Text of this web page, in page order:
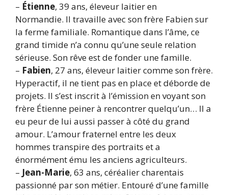
– Étienne, 39 ans, éleveur laitier en
Normandie. Il travaille avec son frère Fabien sur
la ferme familiale. Romantique dans l’âme, ce
grand timide n’a connu qu’une seule relation
sérieuse. Son rêve est de fonder une famille.
– Fabien, 27 ans, éleveur laitier comme son frère.
Hyperactif, il ne tient pas en place et déborde de
projets. Il s’est inscrit à l’émission en voyant son
frère Étienne peiner à rencontrer quelqu’un… Il a
eu peur de lui aussi passer à côté du grand
amour. L’amour fraternel entre les deux
hommes transpire des portraits et a
énormément ému les anciens agriculteurs.
– Jean-Marie, 63 ans, céréalier charentais
passionné par son métier. Entouré d’une famille